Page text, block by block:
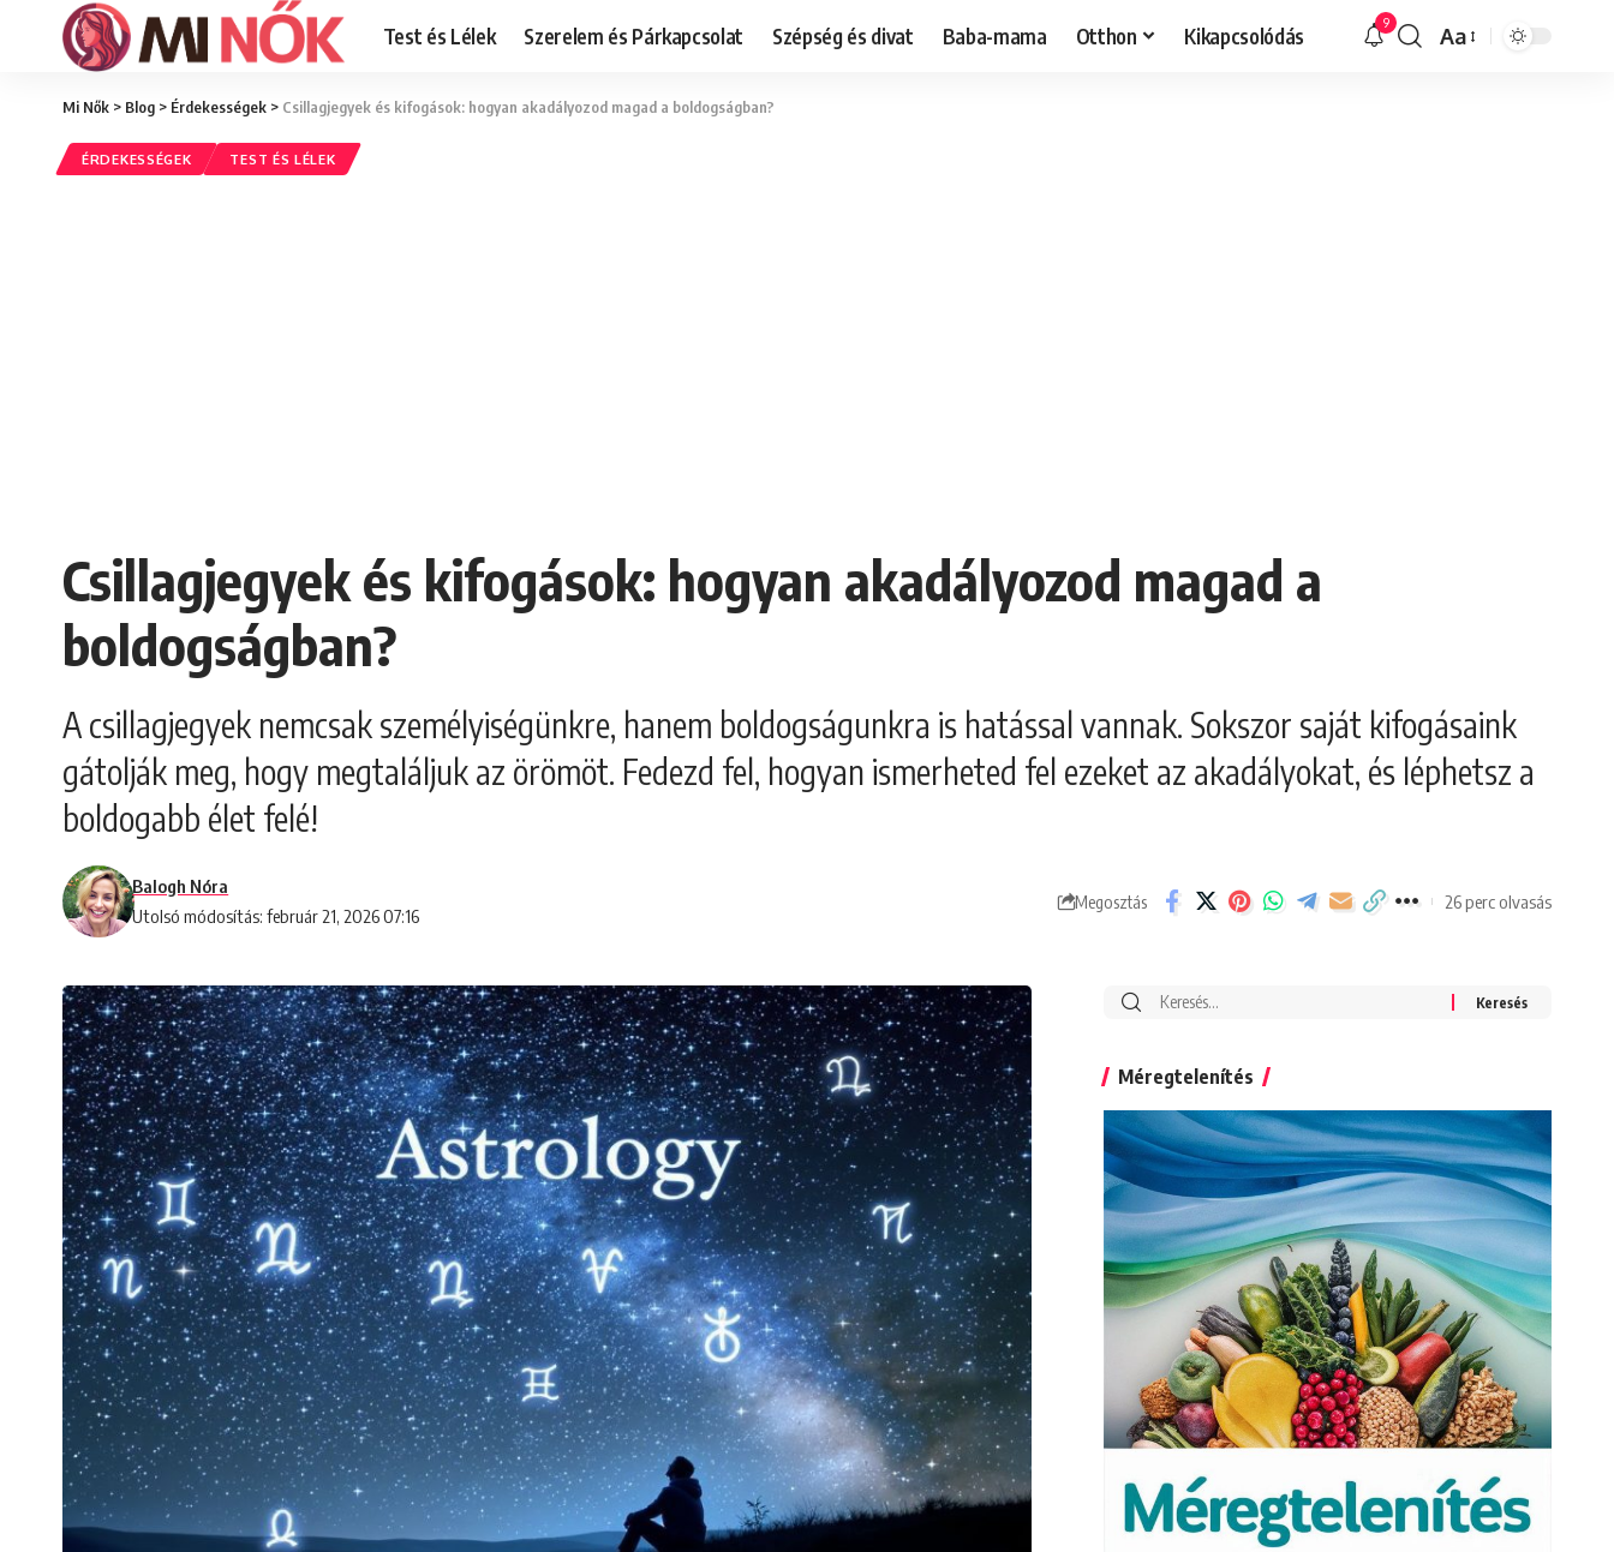
Test és Lélek Szerelem és Párkapcsolat Szépség és divat Baba-mama Otthon Kikapcsolódás 9
Font
Aa
Mi Nők > Blog > Érdekességek > Csillagjegyek és kifogások: hogyan akadályozod magad a boldogságban?
ÉRDEKESSÉGEK TEST ÉS LÉLEK
Csillagjegyek és kifogások: hogyan akadályozod magad a
boldogságban?
A csillagjegyek nemcsak személyiségünkre, hanem boldogságunkra is hatással vannak. Sokszor saját kifogásaink
gátolják meg, hogy megtaláljuk az örömöt. Fedezd fel, hogyan ismerheted fel ezeket az akadályokat, és léphetsz a
boldogabb élet felé!
Utolsó módosítás: február 21, 2026 07:16
Balogh Nóra
Megosztás 26 perc olvasás
Search
Méregtelenítés